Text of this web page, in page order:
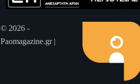
© 2026 -
Paomagazine.gr |